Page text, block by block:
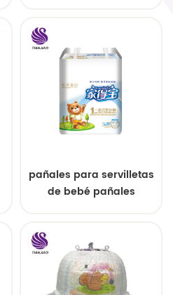
pañales para servilletas
de bebé pañales
de bebé para camboya